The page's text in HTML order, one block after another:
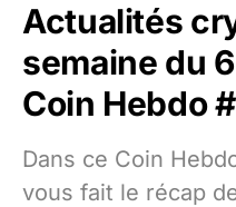
Actualités
semaine du
Coin Hebdo
Dans ce Coin
vous fait le récap